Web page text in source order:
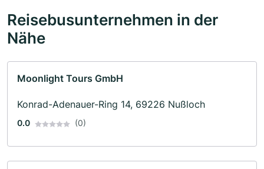
Reisebusunternehmen in der
Nähe
Moonlight Tours GmbH
Konrad-Adenauer-Ring 14, 69226 Nußloch
0.0 (0)